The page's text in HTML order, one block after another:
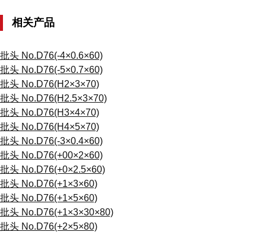
相关产品
批头 No.D76(-4×0.6×60)
批头 No.D76(-5×0.7×60)
批头 No.D76(H2×3×70)
批头 No.D76(H2.5×3×70)
批头 No.D76(H3×4×70)
批头 No.D76(H4×5×70)
批头 No.D76(-3×0.4×60)
批头 No.D76(+00×2×60)
批头 No.D76(+0×2.5×60)
批头 No.D76(+1×3×60)
批头 No.D76(+1×5×60)
批头 No.D76(+1×3×30×80)
批头 No.D76(+2×5×80)